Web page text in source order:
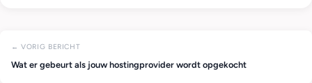
← VORIG BERICHT
Wat er gebeurt als jouw hostingprovider wordt opgekocht